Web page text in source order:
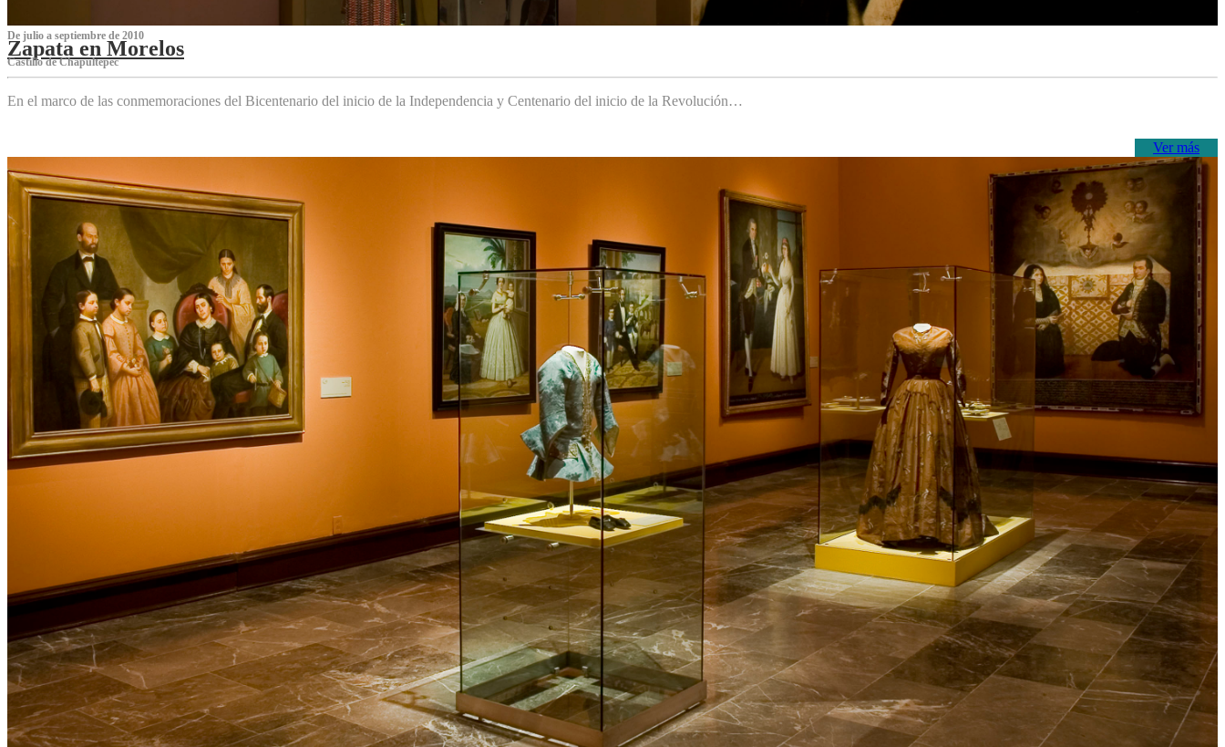
De julio a septiembre de 2010
Zapata en Morelos
Castillo de Chapultepec
En el marco de las conmemoraciones del Bicentenario del inicio de la Independencia y Centenario del inicio de la Revolución…
Ver más